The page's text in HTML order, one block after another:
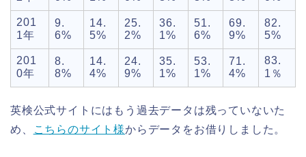
201
1年
9.
6%
14.
5%
25.
2%
36.
1%
51.
6%
69.
9%
82.
5%
201
0年
8.
8%
14.
4%
24.
9%
35.
1%
53.
1%
71.
4%
83.
1％
英検公式サイトにはもう過去データは残っていないた
め、
こちらのサイト様からデータをお借りしました。